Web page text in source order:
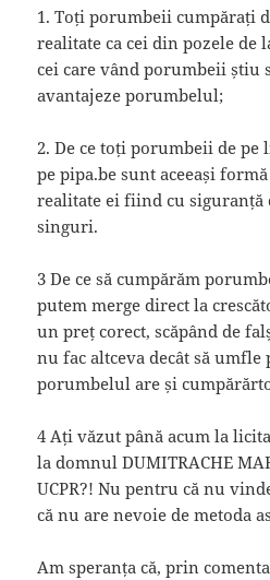
1. Toți porumbeii cumpărați
realitate ca cei din pozele de
cei care vând porumbeii știu
avantajeze porumbelul;
2. De ce toți porumbeii de
pe pipa.be sunt aceeași
realitate ei fiind cu
singuri.
3 De ce să cumpărăm
putem merge direct la
un preț corect, scăpând de
nu fac altceva decât să umfle
porumbelul are și
4 Ați văzut până acum la
la domnul DUMITRACHE
UCPR?! Nu pentru că nu
că nu are nevoie de metoda
Am speranța că, prin